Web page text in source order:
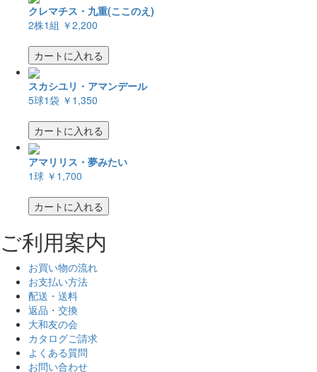
クレマチス・九重(ここのえ)
2株1組 ￥2,200
カートに入れる
スカシユリ・アマンデール
5球1袋 ￥1,350
カートに入れる
アマリリス・夢みたい
1球 ￥1,700
カートに入れる
ご利用案内
お買い物の流れ
お支払い方法
配送・送料
返品・交換
大和友の会
カタログご請求
よくある質問
お問い合わせ